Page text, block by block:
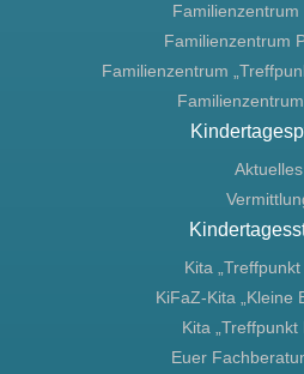
Familienzentrum
Familienzentrum
Familienzentrum
Aktuelles
Kita „Treffpunkt
KiFaZ-Kita „Kleine
Kita „Treffpunkt
Euer